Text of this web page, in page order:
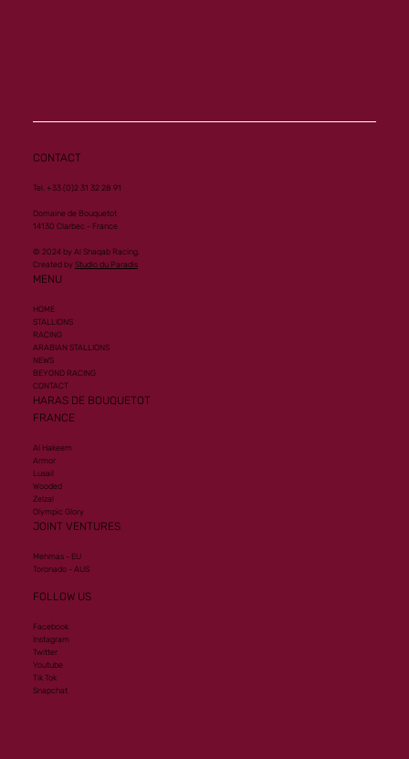
CONTACT
Tel. +33 (0)2 31 32 28 91
Domaine de Bouquetot
14130 Clarbec - France
© 2024 by Al Shaqab Racing.
Created by Studio du Paradis
MENU
HOME
STALLIONS
RACING
ARABIAN STALLIONS
NEWS
BEYOND RACING
CONTACT
HARAS DE BOUQUETOT
FRANCE
Al Hakeem
Armor
Lusail
Wooded
Zelzal
Olympic Glory
JOINT VENTURES
Mehmas - EU
Toronado - AUS
FOLLOW US
Facebook
Instagram
Twitter
Youtube
Tik Tok
Snapchat